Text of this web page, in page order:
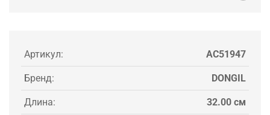
Артикул: AC51947
Бренд: DONGIL
Длина: 32.00 см